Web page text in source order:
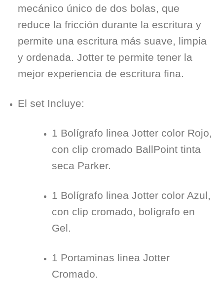
mecánico único de dos bolas, que
reduce la fricción durante la escritura y
permite una escritura más suave, limpia
y ordenada. Jotter te permite tener la
mejor experiencia de escritura fina.
El set Incluye:
1 Bolígrafo linea Jotter color Rojo,
con clip cromado BallPoint tinta
seca Parker.
1 Bolígrafo linea Jotter color Azul,
con clip cromado, bolígrafo en
Gel.
1 Portaminas linea Jotter
Cromado.